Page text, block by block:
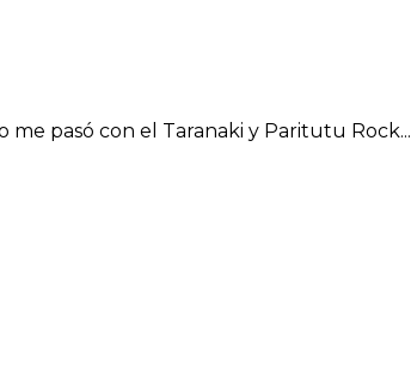
pasó con el Taranaki y Paritutu Rock...